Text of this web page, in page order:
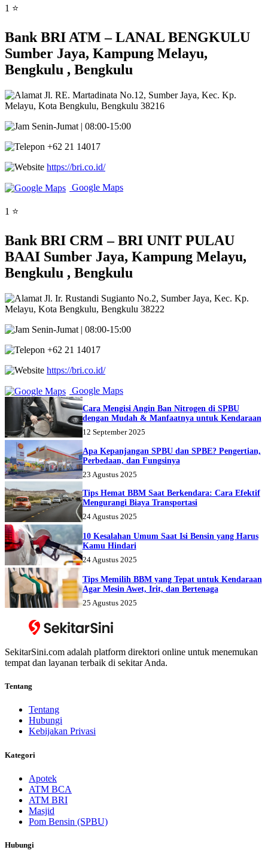
1 ⭐
Bank BRI ATM – LANAL BENGKULU
Sumber Jaya, Kampung Melayu,
Bengkulu , Bengkulu
Jl. RE. Martadinata No.12, Sumber Jaya, Kec. Kp.
Melayu, Kota Bengkulu, Bengkulu 38216
Senin-Jumat | 08:00-15:00
+62 21 14017
https://bri.co.id/
Google Maps
1 ⭐
Bank BRI CRM – BRI UNIT PULAU
BAAI Sumber Jaya, Kampung Melayu,
Bengkulu , Bengkulu
Jl. Ir. Rustandi Sugianto No.2, Sumber Jaya, Kec. Kp.
Melayu, Kota Bengkulu, Bengkulu 38222
Senin-Jumat | 08:00-15:00
+62 21 14017
https://bri.co.id/
Google Maps
Cara Mengisi Angin Ban Nitrogen di SPBU
dengan Mudah & Manfaatnya untuk Kendaraan
12 September 2025
Apa Kepanjangan SPBU dan SPBE? Pengertian,
Perbedaan, dan Fungsinya
23 Agustus 2025
Tips Hemat BBM Saat Berkendara: Cara Efektif
Mengurangi Biaya Transportasi
24 Agustus 2025
10 Kesalahan Umum Saat Isi Bensin yang Harus
Kamu Hindari
24 Agustus 2025
Tips Memilih BBM yang Tepat untuk Kendaraan
Agar Mesin Awet, Irit, dan Bertenaga
25 Agustus 2025
SekitarSini.com adalah platform direktori online untuk menemukan
tempat dan layanan terbaik di sekitar Anda.
Tentang
Tentang
Hubungi
Kebijakan Privasi
Kategori
Apotek
ATM BCA
ATM BRI
Masjid
Pom Bensin (SPBU)
Hubungi